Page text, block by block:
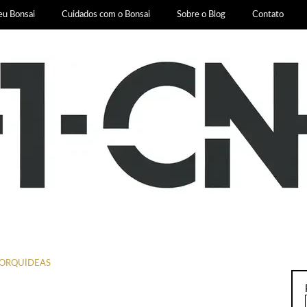
Bonsai Cuidados com o Bonsai Sobre o Blog Contato